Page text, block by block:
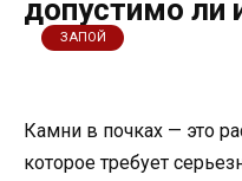
допустимо ли
ЗАПОЙ
Камни в почках — это
которое требует